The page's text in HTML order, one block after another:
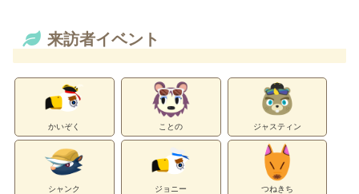
来訪者イベント
かいぞく ことの ジャスティン
シャンク ジョニー つねきち